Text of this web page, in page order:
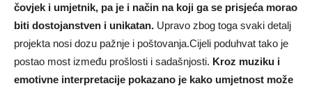
čovjek i umjetnik, pa je i način na koji ga se prisjeća morao
biti dostojanstven i unikatan. Upravo zbog toga svaki detalj
projekta nosi dozu pažnje i poštovanja.Cijeli poduhvat tako je
postao most između prošlosti i sadašnjosti. Kroz muziku i
emotivne interpretacije pokazano je kako umjetnost može